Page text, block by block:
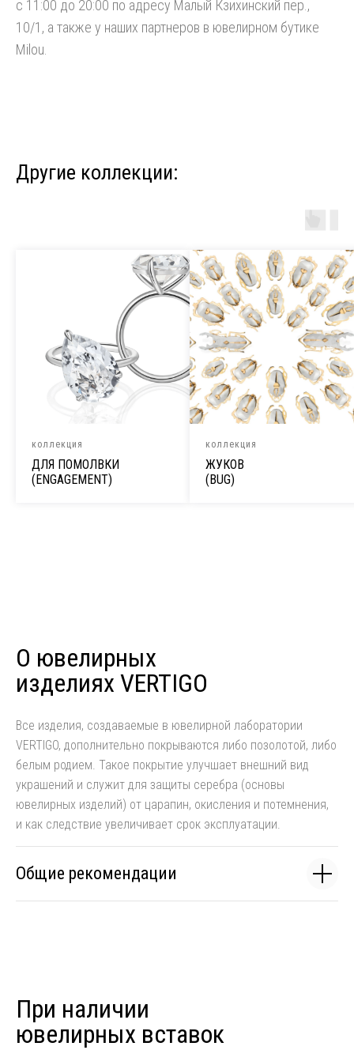
с 11:00 до 20:00 по адресу Малый Кзихинский пер.,
10/1, а также у наших партнеров в ювелирном бутике
Milou.
Другие коллекции:
коллекция
ДЛЯ ПОМОЛВКИ
(ENGAGEMENT)
коллекция
ЖУКОВ
(BUG)
О ювелирных
изделиях VERTIGO
Все изделия, создаваемые в ювелирной лаборатории
VERTIGO, дополнительно покрываются либо позолотой, либо
белым родием. Такое покрытие улучшает внешний вид
украшений и служит для защиты серебра (основы
ювелирных изделий) от царапин, окисления и потемнения,
и как следствие увеличивает срок эксплуатации.
Общие рекомендации
При наличии
ювелирных вставок